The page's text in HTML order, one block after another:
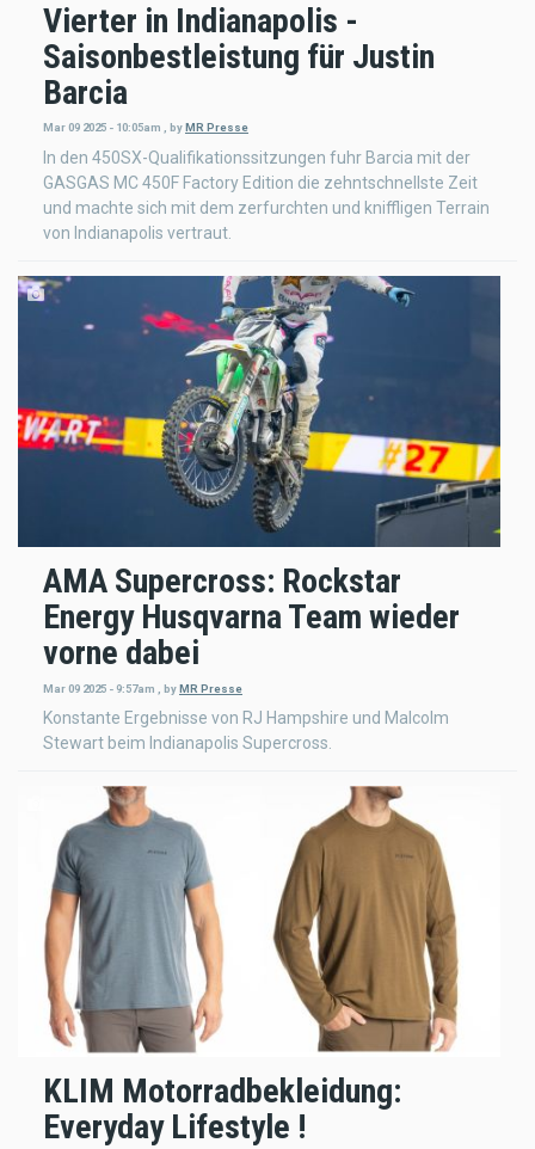
Vierter in Indianapolis -
Saisonbestleistung für Justin
Barcia
Mar 09 2025 - 10:05am , by MR Presse
In den 450SX-Qualifikationssitzungen fuhr Barcia mit der
GASGAS MC 450F Factory Edition die zehntschnellste Zeit
und machte sich mit dem zerfurchten und kniffligen Terrain
von Indianapolis vertraut.
AMA Supercross: Rockstar
Energy Husqvarna Team wieder
vorne dabei
Mar 09 2025 - 9:57am byMR Presse
Konstante Ergebnisse von RJ Hampshire und Malcolm
Stewart beim Indianapolis Supercross.
KLIM Motorradbekleidung:
Everyday Lifestyle !